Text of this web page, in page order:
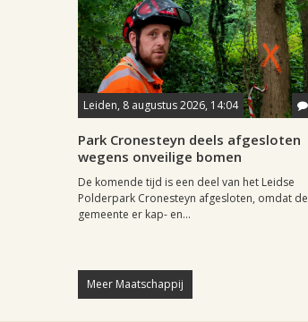
Leiden, 8 augustus 2026, 14:04
Park Cronesteyn deels afgesloten
wegens onveilige bomen
De komende tijd is een deel van het Leidse
Polderpark Cronesteyn afgesloten, omdat de
gemeente er kap- en...
Meer Maatschappij